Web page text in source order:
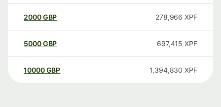
2000GBP 278,966 XPF
5000GBP 697,415 XPF
10000 GBP 1,394,830 XPF